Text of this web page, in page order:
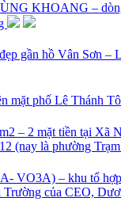
KHOANG –
gần hồ Vân Sơn –
mặt phố Lê Thánh
– 2 mặt tiền tại Xã
(nay là phường
VO3A) – khu tổ
của CEO,